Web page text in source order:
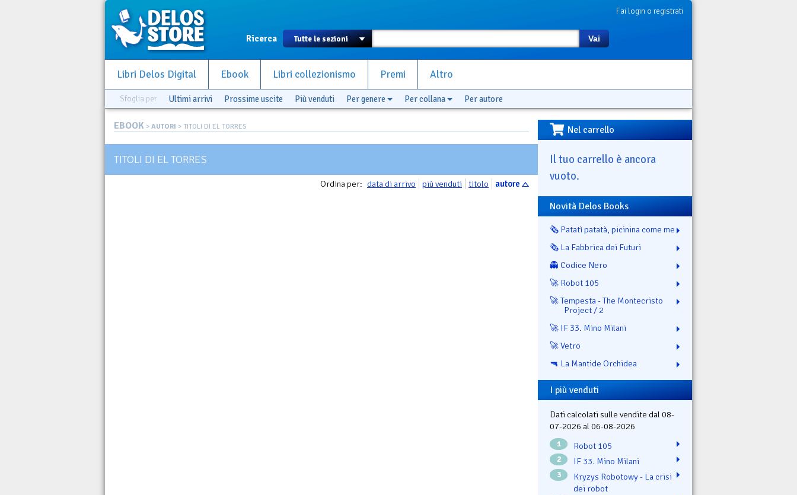
Fai login o registrati
Ricerca Vai
Libri Delos Digital Ebook Libri collezionismo Premi Altro
Sfoglia per Ultimi arrivi Prossime uscite Più venduti Per genere Per collana Per autore
EBOOK > AUTORI > TITOLI DI EL TORRES
TITOLI DI EL TORRES
Ordina per: data di arrivo più venduti titolo autore
Nel carrello
Il tuo carrello è ancora
vuoto.
Novità Delos Books
🗞️ Patatì patatà, picinina come me
🗞️ La Fabbrica dei Futuri
👻 Codice Nero
🚀 Robot 105
🚀 Tempesta - The Montecristo
Project / 2
🚀 IF 33. Mino Milani
🚀 Vetro
🔫 La Mantide Orchidea
I più venduti
Dati calcolati sulle vendite dal 08-
07-2026 al 06-08-2026
1 Robot 105
2 IF 33. Mino Milani
3
Kryzys Robotowy - La crisi
dei robot